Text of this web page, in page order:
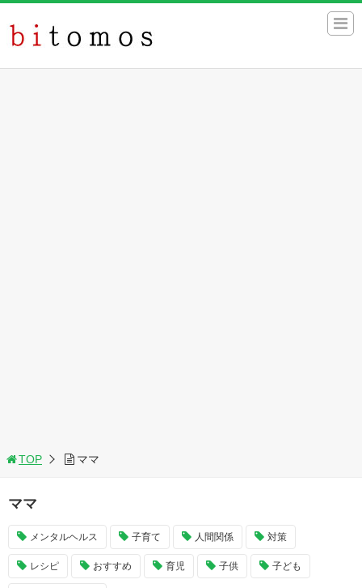
TOP ママ
ママ
メンタルヘルス 子育て 人間関係 対策
レシピ おすすめ 育児 子供 子ども